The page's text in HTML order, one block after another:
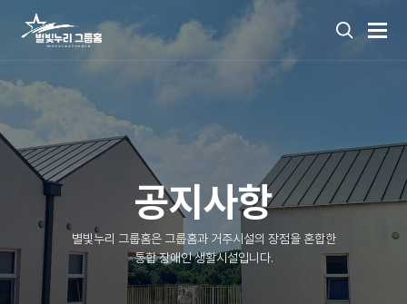
공지사항
별빛누리 그룹홈은 그룹홈과 거주시설의 장점을 혼합한
통합 장애인 생활시설입니다.